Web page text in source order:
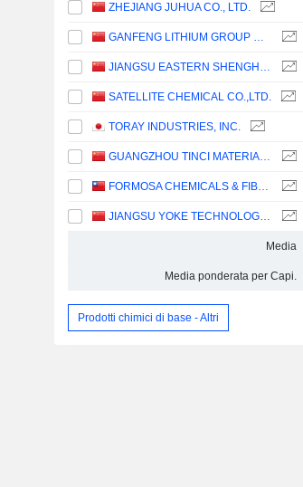
ZHEJIANG JUHUA CO., LTD.
GANFENG LITHIUM GROUP CO., LTD.
JIANGSU EASTERN SHENGHONG CO.,LTD.
SATELLITE CHEMICAL CO.,LTD.
TORAY INDUSTRIES, INC.
GUANGZHOU TINCI MATERIALS TECHNOLOGY CO., LTD.
FORMOSA CHEMICALS & FIBRE CORPORATION
JIANGSU YOKE TECHNOLOGY CO., LTD.
Media
Media ponderata per Capi.
Prodotti chimici di base - Altri